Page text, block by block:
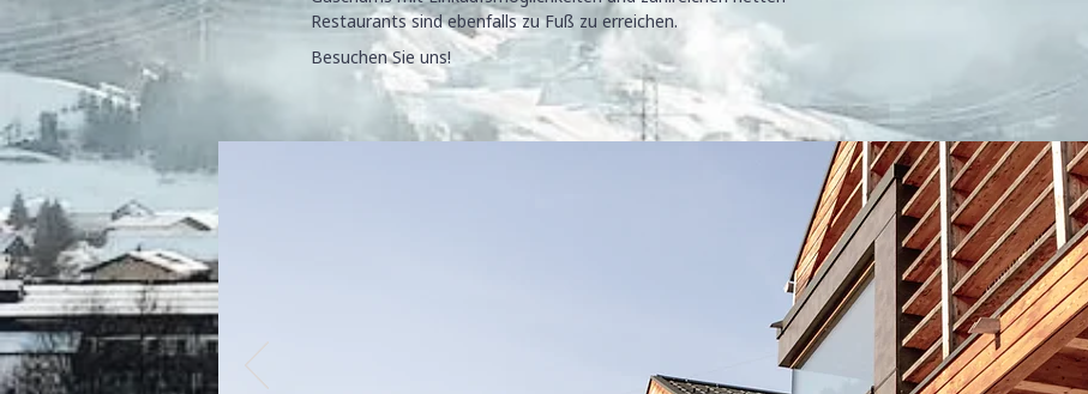
Restaurants sind ebenfalls zu Fuß zu erreichen.
Besuchen Sie uns!